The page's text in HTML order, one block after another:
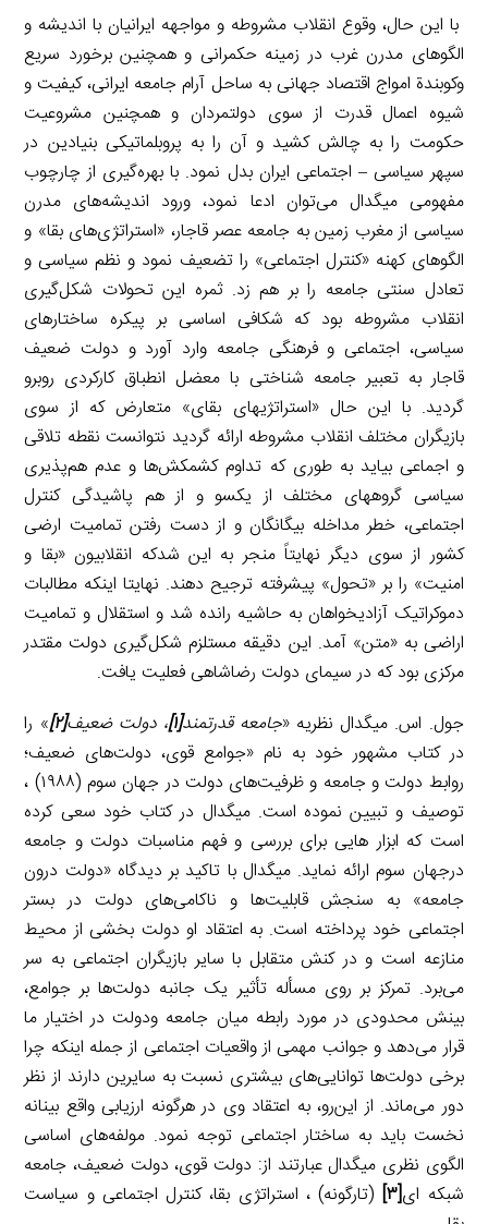
با این حال، وقوع انقلاب مشروطه و مواجهه ایرانیان با اندیشه و
الگوهای مدرن غرب در زمینه حکمرانی و همچنین برخورد سریع
وکوبندة امواج اقتصاد جهانی به ساحل آرام جامعه ایرانی، کیفیت و
شیوه اعمال قدرت از سوی دولتمردان و همچنین مشروعیت
حکومت را به چالش کشید و آن را به پروبلماتیکی بنیادین در
سپهر سیاسی – اجتماعی ایران بدل نمود. با بهره‌گیری از چارچوب
مفهومی میگدال می‌توان ادعا نمود، ورود اندیشه‌های مدرن
سیاسی از مغرب زمین به جامعه عصر قاجار، «استراتژی‌های بقا» و
الگوهای کهنه «کنترل اجتماعی» را تضعیف نمود و نظم سیاسی و
تعادل سنتی جامعه را بر هم زد. ثمره این تحولات شکل‌گیری
انقلاب مشروطه بود که شکافی اساسی بر پیکره ساختارهای
سیاسی، اجتماعی و فرهنگی جامعه وارد آورد و دولت ضعیف
قاجار به تعبیر جامعه شناختی با معضل انطباق کارکردی روبرو
گردید. با این حال «استراتژیهای بقای» متعارض که از سوی
بازیگران مختلف انقلاب مشروطه ارائه گردید نتوانست نقطه تلاقی
و اجماعی بیاید به طوری که تداوم کشمکش‌ها و عدم هم‌پذیری
سیاسی گروههای مختلف از یکسو و از هم پاشیدگی کنترل
اجتماعی، خطر مداخله بیگانگان و از دست رفتن تمامیت ارضی
کشور از سوی دیگر نهایتاً منجر به این شدکه انقلابیون «بقا و
امنیت» را بر «تحول» پیشرفته ترجیح دهند. نهایتا اینکه مطالبات
دموکراتیک آزادیخواهان به حاشیه رانده شد و استقلال و تمامیت
اراضی به «متن» آمد. این دقیقه مستلزم شکل‌گیری دولت مقتدر
مرکزی بود که در سیمای دولت رضاشاهی فعلیت یافت.
جول. اس. میگدال نظریه «جامعه قدرتمند[۱] ، دولت ضعیف[۲] » را
در کتاب مشهور خود به نام «جوامع قوی، دولت‌های ضعیف؛
روابط دولت و جامعه و ظرفیت‌های دولت در جهان سوم (۱۹۸۸) ،
توصیف و تبیین نموده است. میگدال در کتاب خود سعی کرده
است که ابزار هایی برای بررسی و فهم مناسبات دولت و جامعه
درجهان سوم ارائه نماید. میگدال با تاکید بر دیدگاه «دولت درون
جامعه» به سنجش قابلیت‌ها و ناکامی‌های دولت در بستر
اجتماعی خود پرداخته است. به اعتقاد او دولت بخشی از محیط
منازعه است و در کنش متقابل با سایر بازیگران اجتماعی به سر
می‌برد. تمرکز بر روی مسأله تأثیر یک جانبه دولت‌ها بر جوامع،
بینش محدودی در مورد رابطه میان جامعه ودولت در اختیار ما
قرار می‌دهد و جوانب مهمی از واقعیات اجتماعی از جمله اینکه چرا
برخی دولت‌ها توانایی‌های بیشتری نسبت به سایرین دارند از نظر
دور می‌ماند. از این‌رو، به اعتقاد وی در هرگونه ارزیابی واقع بینانه
نخست باید به ساختار اجتماعی توجه نمود. مولفه‌های اساسی
الگوی نظری میگدال عبارتند از: دولت قوی، دولت ضعیف، جامعه
شبکه ای[۳]
(تارگونه) ، استراتژی بقا، کنترل اجتماعی و سیاست